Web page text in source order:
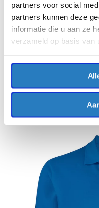
partners voor social
partners kunnen deze
informatie die u aan ze
verzameld op basis van